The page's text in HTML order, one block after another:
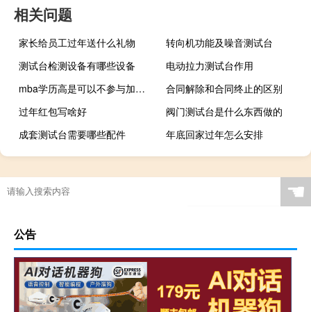
相关问题
家长给员工过年送什么礼物
转向机功能及噪音测试台
测试台检测设备有哪些设备
电动拉力测试台作用
mba学历高是可以不参与加试的吗
合同解除和合同终止的区别
过年红包写啥好
阀门测试台是什么东西做的
成套测试台需要哪些配件
年底回家过年怎么安排
☚
公告